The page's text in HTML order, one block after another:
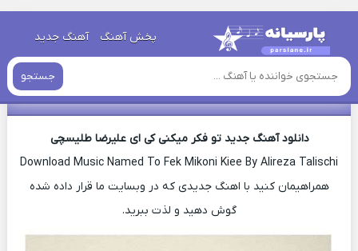
پخش آهنگ آهنگ جدید
جستجو
خانه » دانلود آهنگ جدید
ای جدید
اهنگ علیرضا طلیسچی تو فکر میکنی کی ای جدید
دانلود آهنگ جدید تو فکر میکنی کی ای علیرضا طلیسچی
Download Music Named To Fek Mikoni Kiee By Alireza Talischi
همراهیمان کنید با اهنگ جدیدی که در وبسایت ما قرار داده شده
گوش دهید و لذت ببرید.